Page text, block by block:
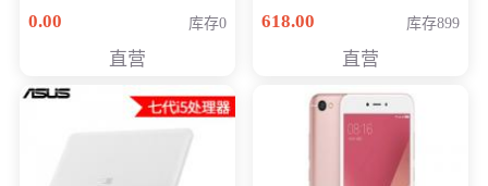
八代独显轻薄办公商务
0.00 库存0
直营
618.00
库存899
直营